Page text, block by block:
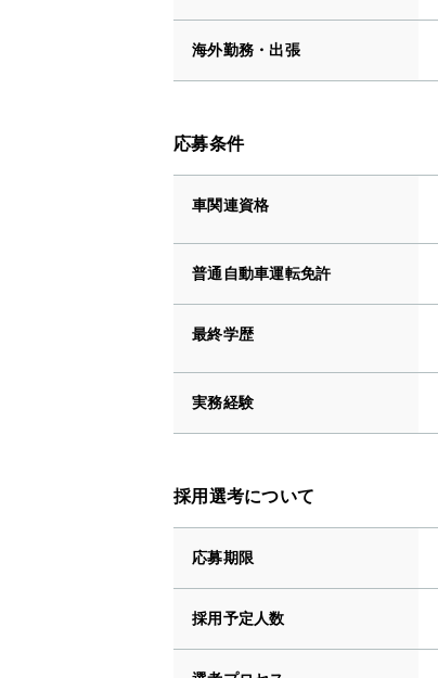
海外勤務・出張
応募条件
車関連資格
普通自動車運転免許
最終学歴
実務経験
採用選考について
応募期限
採用予定人数